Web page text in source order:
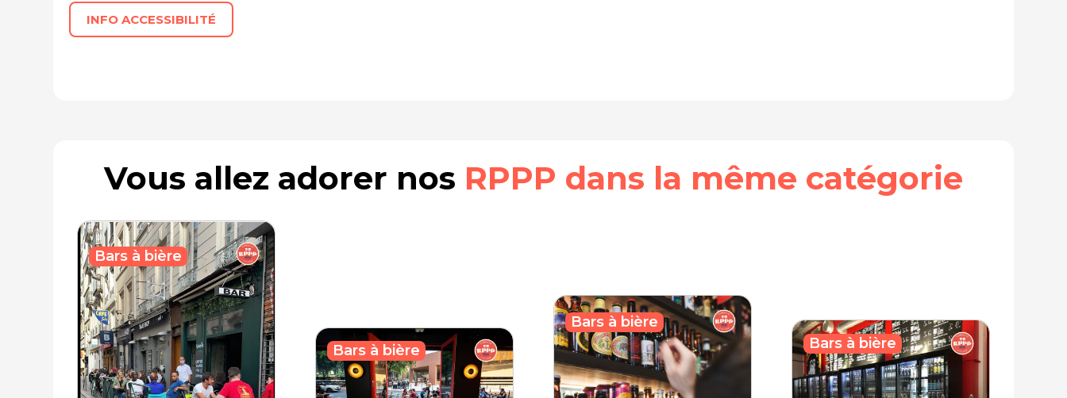
INFO ACCESSIBILITÉ
Vous allez adorer nos RPPP dans la même catégorie
Bars à bière
Bars à bière
Bars à bière
Bars à bière